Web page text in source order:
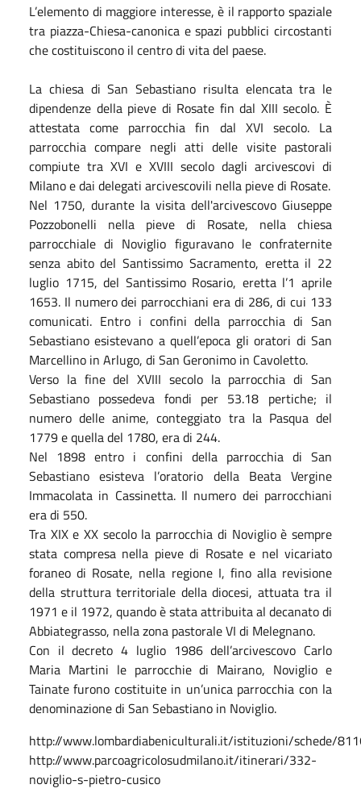
L’elemento di maggiore interesse, è il rapporto spaziale
tra piazza-Chiesa-canonica e spazi pubblici circostanti
che costituiscono il centro di vita del paese.
La chiesa di San Sebastiano risulta elencata tra le
dipendenze della pieve di Rosate fin dal XIII secolo. È
attestata come parrocchia fin dal XVI secolo. La
parrocchia compare negli atti delle visite pastorali
compiute tra XVI e XVIII secolo dagli arcivescovi di
Milano e dai delegati arcivescovili nella pieve di Rosate.
Nel 1750, durante la visita dell'arcivescovo Giuseppe
Pozzobonelli nella pieve di Rosate, nella chiesa
parrocchiale di Noviglio figuravano le confraternite
senza abito del Santissimo Sacramento, eretta il 22
luglio 1715, del Santissimo Rosario, eretta l’1 aprile
1653. Il numero dei parrocchiani era di 286, di cui 133
comunicati. Entro i confini della parrocchia di San
Sebastiano esistevano a quell’epoca gli oratori di San
Marcellino in Arlugo, di San Geronimo in Cavoletto.
Verso la fine del XVIII secolo la parrocchia di San
Sebastiano possedeva fondi per 53.18 pertiche; il
numero delle anime, conteggiato tra la Pasqua del
1779 e quella del 1780, era di 244.
Nel 1898 entro i confini della parrocchia di San
Sebastiano esisteva l’oratorio della Beata Vergine
Immacolata in Cassinetta. Il numero dei parrocchiani
era di 550.
Tra XIX e XX secolo la parrocchia di Noviglio è sempre
stata compresa nella pieve di Rosate e nel vicariato
foraneo di Rosate, nella regione I, fino alla revisione
della struttura territoriale della diocesi, attuata tra il
1971 e il 1972, quando è stata attribuita al decanato di
Abbiategrasso, nella zona pastorale VI di Melegnano.
Con il decreto 4 luglio 1986 dell’arcivescovo Carlo
Maria Martini le parrocchie di Mairano, Noviglio e
Tainate furono costituite in un’unica parrocchia con la
denominazione di San Sebastiano in Noviglio.
http://www.lombardiabeniculturali.it/istituzioni/schede/
http://www.parcoagricolosudmilano.it/itinerari/332-
noviglio-s-pietro-cusico